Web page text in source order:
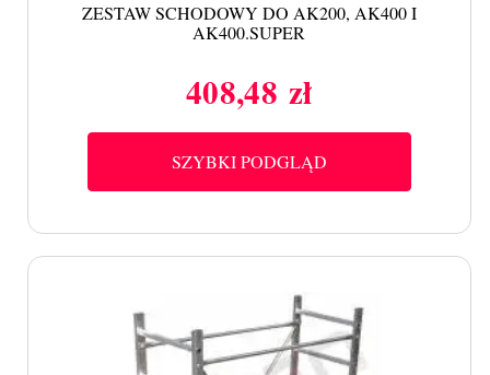
ZESTAW SCHODOWY DO AK200, AK400 I
AK400.SUPER
Cena
408,48 zł
SZYBKI PODGLĄD